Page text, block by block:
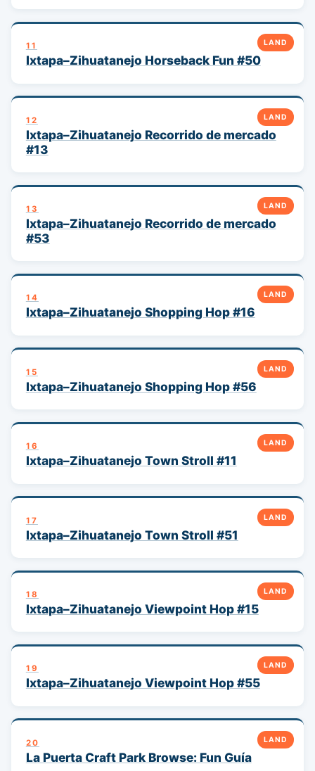
LAND
11
Ixtapa–Zihuatanejo Horseback Fun #50
LAND
12
Ixtapa–Zihuatanejo Recorrido de mercado
#13
LAND
13
Ixtapa–Zihuatanejo Recorrido de mercado
#53
LAND
14
Ixtapa–Zihuatanejo Shopping Hop #16
LAND
15
Ixtapa–Zihuatanejo Shopping Hop #56
LAND
16
Ixtapa–Zihuatanejo Town Stroll #11
LAND
17
Ixtapa–Zihuatanejo Town Stroll #51
LAND
18
Ixtapa–Zihuatanejo Viewpoint Hop #15
LAND
19
Ixtapa–Zihuatanejo Viewpoint Hop #55
LAND
20
La Puerta Craft Park Browse: Fun Guía